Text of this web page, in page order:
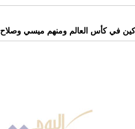
في كأس العالم ومنهم ميسي وصلاح